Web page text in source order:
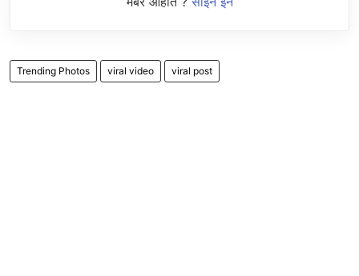
Trending Photos viral video viral post